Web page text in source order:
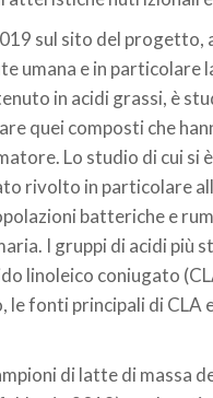
sul sito del progetto,
umana e in particolare
in acidi grassi, è
quei composti che
Lo studio di cui si
rivolto in particolare
batteriche e
I gruppi di acidi più
linoleico coniugato
fonti principali di CLA
di latte di massa